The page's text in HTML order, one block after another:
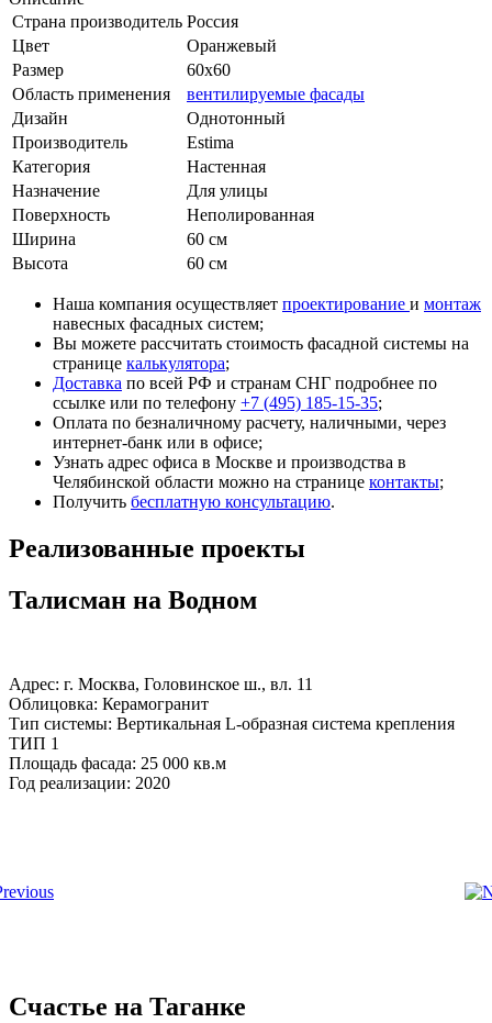
Страна производитель Россия
Цвет
Оранжевый
Размер
60x60
Область применения
вентилируемые фасады
Дизайн
Однотонный
Производитель
Estima
Категория
Настенная
Назначение
Для улицы
Поверхность
Неполированная
Ширина
60 см
Высота
60 см
Наша компания осуществляет проектирование и монтаж
навесных фасадных систем;
Вы можете рассчитать стоимость фасадной системы на
странице калькулятора;
Доставка по всей РФ и странам СНГ подробнее по
ссылке или по телефону +7 (495) 185-15-35;
Оплата по безналичному расчету, наличными, через
интернет-банк или в офисе;
Узнать адрес офиса в Москве и производства в
Челябинской области можно на странице контакты;
Получить бесплатную консультацию.
Реализованные проекты
Талисман на Водном
Адрес: г. Москва, Головинское ш., вл. 11
Облицовка: Керамогранит
Тип системы: Вертикальная L-образная система крепления
ТИП 1
Площадь фасада: 25 000 кв.м
Год реализации: 2020
Счастье на Таганке